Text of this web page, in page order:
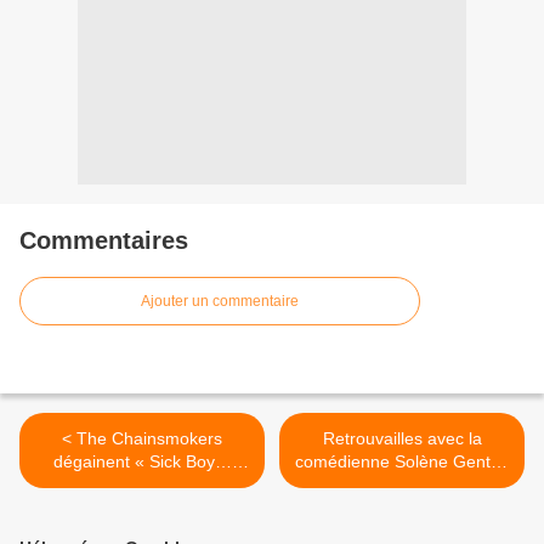
Commentaires
Ajouter un commentaire
< The Chainsmokers
dégainent « Sick Boy…
Beach House » !
Retrouvailles avec la
comédienne Solène Gentric
afin d’en apprendre plus sur